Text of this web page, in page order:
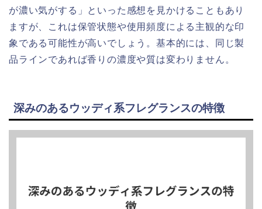
が濃い気がする」といった感想を見かけることもあり
ますが、これは保管状態や使用頻度による主観的な印
象である可能性が高いでしょう。基本的には、同じ製
品ラインであれば香りの濃度や質は変わりません。
深みのあるウッディ系フレグランスの特徴